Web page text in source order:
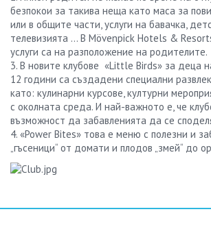
безпокои за такива неща като маса за
или в общите части, услуги на бавачка,
телевизията … В Mövenpick Hotels &
услуги са на разположение на родителите.
3. В новите клубове «Little Birds» за деца
12 години са създадени специални
като: кулинарни курсове, културни
с околната среда. И най-важното е, че
възможност да забавленията да се
4. «Power Bites» това е меню с полезни и
„гъсеници“ от домати и плодов „змей“ до